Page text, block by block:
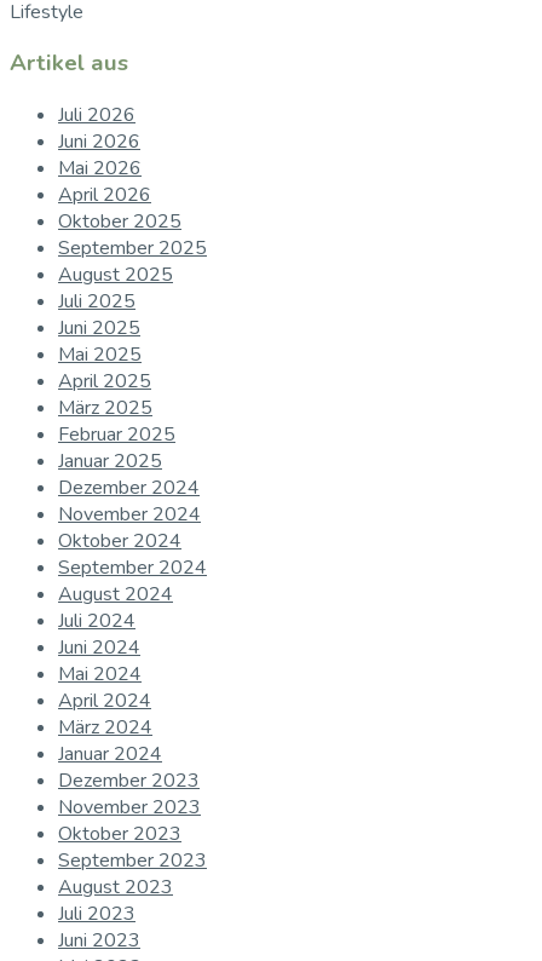
Lifestyle
Artikel aus
Juli 2026
Juni 2026
Mai 2026
April 2026
Oktober 2025
September 2025
August 2025
Juli 2025
Juni 2025
Mai 2025
April 2025
März 2025
Februar 2025
Januar 2025
Dezember 2024
November 2024
Oktober 2024
September 2024
August 2024
Juli 2024
Juni 2024
Mai 2024
April 2024
März 2024
Januar 2024
Dezember 2023
November 2023
Oktober 2023
September 2023
August 2023
Juli 2023
Juni 2023